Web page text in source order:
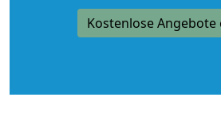
Kostenlose Angebote